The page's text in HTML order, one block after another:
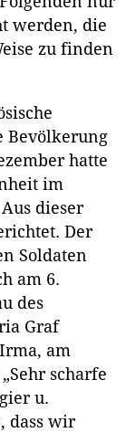
werden, die
zu finden
Bevölkerung
hatte
im
dieser
Der
Soldaten
am 6.
des
Graf
am
scharfe
u.
dass wir